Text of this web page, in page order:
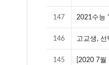
147 2021수능
146 고교생,
145 [2020 7월